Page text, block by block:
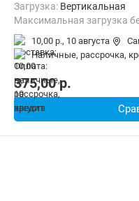
загрузка: Вертикальная
Максимальная загрузка
Количество программ:
Материал бака:
Пластик
Дополнительные функции:
Безопасность:
10,00 р., 10 августа
наличные, рассрочка,
375,00p.